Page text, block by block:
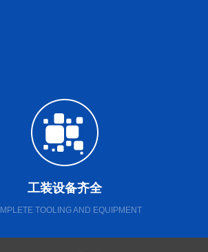
工装设备齐全
TOOLING AND EQUIPMENT